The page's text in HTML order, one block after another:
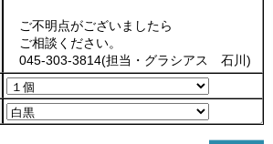
ご不明点がございましたら
ご相談ください。
045-303-3814(担当・グラシアス 石川)